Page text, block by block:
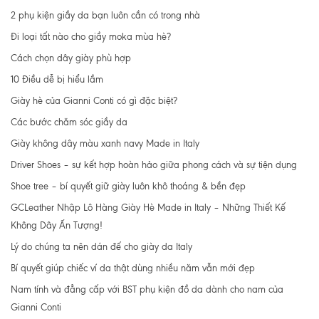
2 phụ kiện giầy da bạn luôn cần có trong nhà
Đi loại tất nào cho giầy moka mùa hè?
Cách chọn dây giày phù hợp
10 Điều dễ bị hiểu lầm
Giày hè của Gianni Conti có gì đặc biệt?
Các bước chăm sóc giầy da
Giày không dây màu xanh navy Made in Italy
Driver Shoes – sự kết hợp hoàn hảo giữa phong cách và sự tiện dụng
Shoe tree – bí quyết giữ giày luôn khô thoáng & bền đẹp
GCLeather Nhập Lô Hàng Giày Hè Made in Italy – Những Thiết Kế
Không Dây Ấn Tượng!
Lý do chúng ta nên dán đế cho giày da Italy
Bí quyết giúp chiếc ví da thật dùng nhiều năm vẫn mới đẹp
Nam tính và đẳng cấp với BST phụ kiện đồ da dành cho nam của
Gianni Conti